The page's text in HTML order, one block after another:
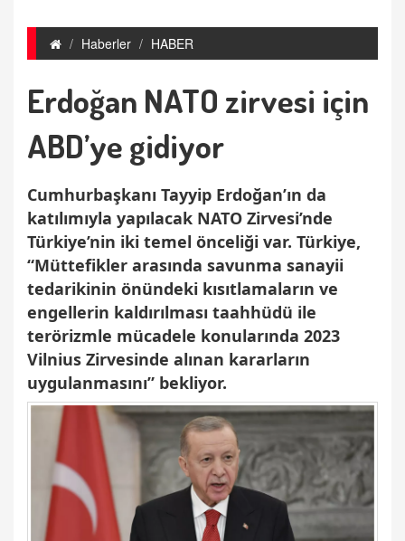
Haberler HABER
Erdoğan NATO zirvesi için
ABD’ye gidiyor
Cumhurbaşkanı Tayyip Erdoğan’ın da
katılımıyla yapılacak NATO Zirvesi’nde
Türkiye’nin iki temel önceliği var. Türkiye,
“Müttefikler arasında savunma sanayii
tedarikinin önündeki kısıtlamaların ve
engellerin kaldırılması taahhüdü ile
terörizmle mücadele konularında 2023
Vilnius Zirvesinde alınan kararların
uygulanmasını” bekliyor.